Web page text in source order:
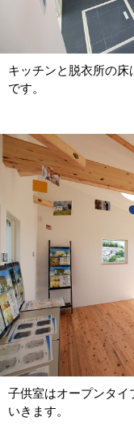
キッチンと脱衣所の
です。
子供室はオープンタイ
いきます。